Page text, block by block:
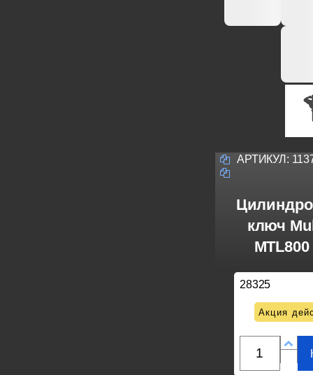
АРТИКУЛ:
ключ
28325
Акция